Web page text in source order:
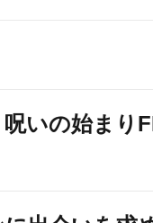
いの始まり